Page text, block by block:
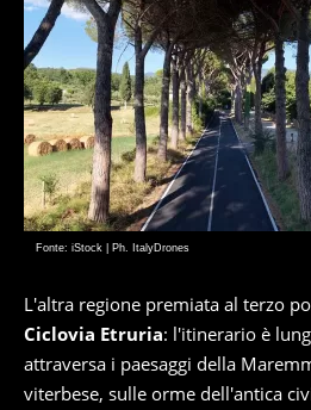
Fonte: iStock | Ph. ItalyDrones
L'altra regione premiata al terzo
Ciclovia Etruria: l'itinerario è
attraversa i paesaggi della
viterbese, sulle orme dell'antica